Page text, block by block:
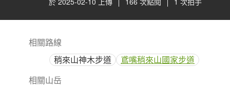
相關路線
稍來山神木步道
鳶嘴稍來山國家步道
相關山岳